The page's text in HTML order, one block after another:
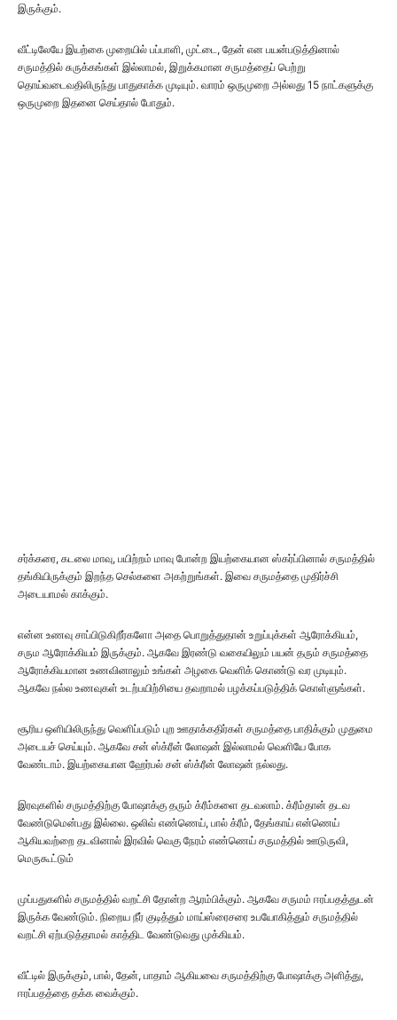
இருக்கும்.
வீட்டிலேயே இயற்கை முறையில் பப்பாளி, முட்டை, தேன் என பயன்படுத்தினால்
சருமத்தில் சுருக்கங்கள் இல்லாமல், இறுக்கமான சருமத்தைப் பெற்று
தொய்வடைவதிலிருந்து பாதுகாக்க முடியும். வாரம் ஒருமுறை அல்லது 15 நாட்களுக்கு
ஒருமுறை இதனை செய்தால் போதும்.
சர்க்கரை, கடலை மாவு, பயிற்றம் மாவு போன்ற இயற்கையான ஸ்கர்ப்பினால் சருமத்தில்
தங்கியிருக்கும் இறந்த செல்களை அகற்றுங்கள். இவை சருமத்தை முதிர்ச்சி
அடையாமல் காக்கும்.
என்ன உணவு சாப்பிடுகிறீர்களோ அதை பொறுத்துதான் உறுப்புக்கள் ஆரோக்கியம்,
சரும ஆரோக்கியம் இருக்கும். ஆகவே இரண்டு வகையிலும் பயன் தரும் சருமத்தை
ஆரோக்கியமான உணவினாலும் உங்கள் அழகை வெளிக் கொண்டு வர முடியும்.
ஆகவே நல்ல உணவுகள் உடற்பயிற்சியை தவறாமல் பழக்கப்படுத்திக் கொள்ளுங்கள்.
சூரிய ஒளியிலிருந்து வெளிப்படும் புற ஊதாக்கதிர்கள் சருமத்தை பாதிக்கும் முதுமை
அடையச் செய்யும். ஆகவே சன் ஸ்க்ரீன் லோஷன் இல்லாமல் வெளியே போக
வேண்டாம். இயற்கையான ஹேர்பல் சன் ஸ்க்ரீன் லோஷன் நல்லது.
இரவுகளில் சருமத்திற்கு போஷாக்கு தரும் க்ரீம்களை தடவலாம். க்ரீம்தான் தடவ
வேண்டுமென்பது இல்லை. ஒலிவ் எண்ணெய், பால் க்ரீம், தேங்காய் என்ணெய்
ஆகியவற்றை தடவினால் இரவில் வெகு நேரம் எண்ணெய் சருமத்தில் ஊடுருவி,
மெருகூட்டும்
முப்பதுகளில் சருமத்தில் வறட்சி தோன்ற ஆரம்பிக்கும். ஆகவே சருமம் ஈரப்பதத்துடன்
இருக்க வேண்டும். நிறைய நீர் குடித்தும் மாய்ஸ்ரைசரை உபயோகித்தும் சருமத்தில்
வறட்சி ஏற்படுத்தாமல் காத்திட வேண்டுவது முக்கியம்.
வீட்டில் இருக்கும், பால், தேன், பாதாம் ஆகியவை சருமத்திற்கு போஷாக்கு அளித்து,
ஈரப்பதத்தை தக்க வைக்கும்.